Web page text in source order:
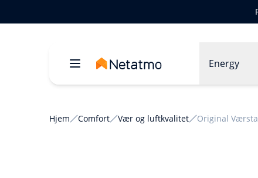
Energy
Hjem Comfort Vær og luftkvalitet Original